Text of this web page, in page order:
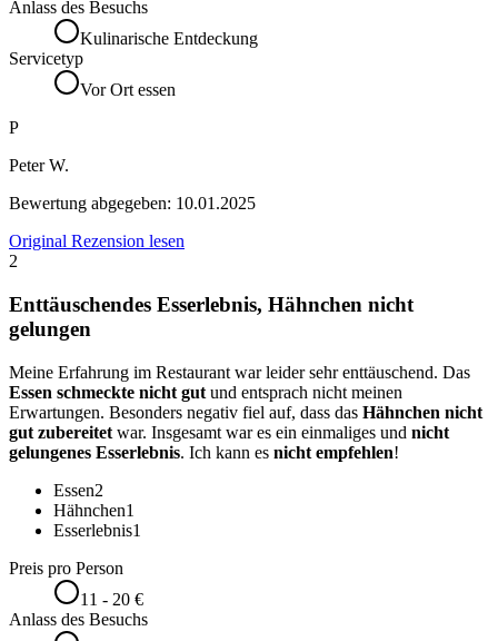
Anlass des Besuchs
Kulinarische Entdeckung
Servicetyp
Vor Ort essen
P
Peter W.
Bewertung abgegeben: 10.01.2025
Original Rezension lesen
2
Enttäuschendes Esserlebnis, Hähnchen nicht
gelungen
Meine Erfahrung im Restaurant war leider sehr enttäuschend. Das
Essen schmeckte nicht gut und entsprach nicht meinen
Erwartungen. Besonders negativ fiel auf, dass das Hähnchen nicht
gut zubereitet war. Insgesamt war es ein einmaliges und nicht
gelungenes Esserlebnis. Ich kann es nicht empfehlen!
Essen2
Hähnchen1
Esserlebnis1
Preis pro Person
11 - 20 €
Anlass des Besuchs